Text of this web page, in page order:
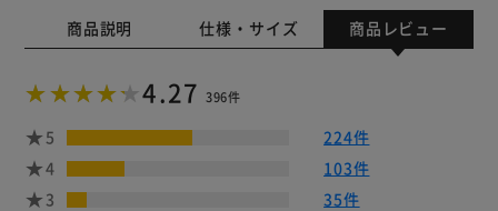
商品説明 仕様・サイズ 商品レビュー
4.27 396件
5
224件
4
103件
3
35件